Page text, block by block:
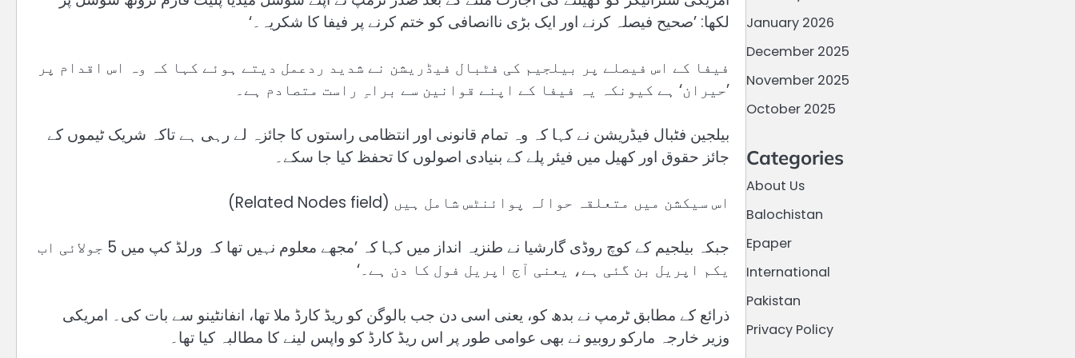
لکھا: ’صحیح فیصلہ کرنے اور ایک بڑی ناانصافی کو ختم کرنے پر فیفا کا شکریہ۔‘
فیفا کے اس فیصلے پر بیلجیم کی فٹبال فیڈریشن نے شدید ردعمل دیتے ہوئے کہا کہ وہ اس اقدام پر
’حیران‘ ہے کیونکہ یہ فیفا کے اپنے قوانین سے براہِ راست متصادم ہے۔
بیلجین فٹبال فیڈریشن نے کہا کہ وہ تمام قانونی اور انتظامی راستوں کا جائزہ لے رہی ہے تاکہ شریک ٹیموں کے
جائز حقوق اور کھیل میں فیئر پلے کے بنیادی اصولوں کا تحفظ کیا جا سکے۔
اس سیکشن میں متعلقہ حوالہ پوائنٹس شامل ہیں (Related Nodes field)
جبکہ بیلجیم کے کوچ روڈی گارشیا نے طنزیہ انداز میں کہا کہ ’مجھے معلوم نہیں تھا کہ ورلڈ کپ میں 5 جولائی اب
یکم اپریل بن گئی ہے، یعنی آج اپریل فول کا دن ہے۔‘
ذرائع کے مطابق ٹرمپ نے بدھ کو، یعنی اسی دن جب بالوگن کو ریڈ کارڈ ملا تھا، انفانٹینو سے بات کی۔ امریکی
وزیر خارجہ مارکو روبیو نے بھی عوامی طور پر اس ریڈ کارڈ کو واپس لینے کا مطالبہ کیا تھا۔
January 2026
December 2025
November 2025
October 2025
Categories
About Us
Balochistan
Epaper
International
Pakistan
Privacy Policy